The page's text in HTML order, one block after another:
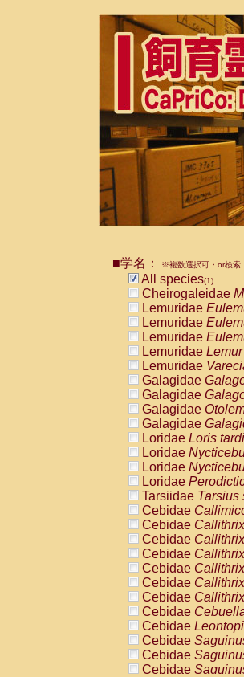
■学名： ※複数選択可・or検索
All species(1)
Cheirogaleidae
Lemuridae
Lemuridae
Lemuridae
Lemuridae
Lemuridae
Galagidae
Galagidae
Galagidae
Galagidae
Loridae Loris
Loridae
Loridae
Loridae
Tarsiidae Tarsius
Cebidae
Cebidae
Cebidae
Cebidae
Cebidae
Cebidae
Cebidae Callithrix
Cebidae
Cebidae
Cebidae
Cebidae
Cebidae